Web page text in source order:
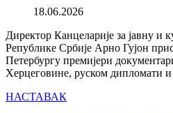
18.06.2026
Директор Канцеларије за јавну и
Републике Србије Арно Гујон
Петербургу премијери
Херцеговине, руском дипломати
НАСТАВАК